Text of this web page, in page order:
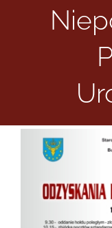
Informacje i
Nasza parafia i
Zamówienia
Polski Ład